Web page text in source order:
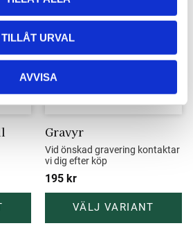
TILLÅT URVAL
AVVISA
Lägg till i favoriter
Gravyr
Vid önskad gravering kontaktar
vi dig efter köp
195 kr